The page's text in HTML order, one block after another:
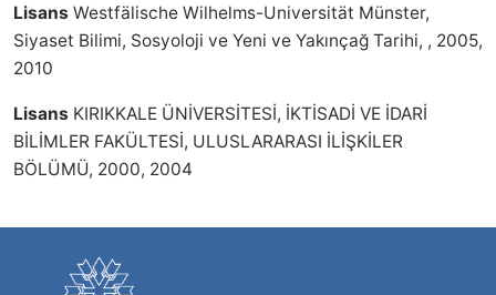
Lisans Westfälische Wilhelms-Universität Münster,
Siyaset Bilimi, Sosyoloji ve Yeni ve Yakınçağ Tarihi, , 2005,
2010
Lisans KIRIKKALE ÜNİVERSİTESİ, İKTİSADİ VE İDARİ
BİLİMLER FAKÜLTESİ, ULUSLARARASI İLİŞKİLER
BÖLÜMÜ, 2000, 2004